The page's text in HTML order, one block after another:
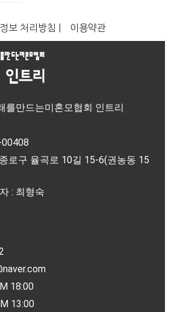
보 처리방침 | 이용약관
를만드는미혼모협회 인트리
로구 율곡로 10길 15-6(권농동 15
: 최형숙
18:00
13:00